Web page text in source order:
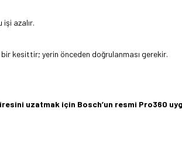
azalır.
kesittir; yerin önceden doğrulanması gerekir.
uzatmak için Bosch’un resmi Pro360